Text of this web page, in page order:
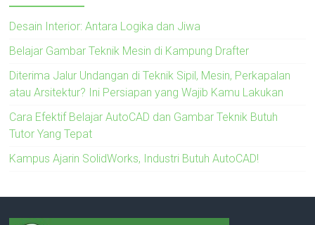
Desain Interior: Antara Logika dan Jiwa
Belajar Gambar Teknik Mesin di Kampung Drafter
Diterima Jalur Undangan di Teknik Sipil, Mesin, Perkapalan
atau Arsitektur? Ini Persiapan yang Wajib Kamu Lakukan
Cara Efektif Belajar AutoCAD dan Gambar Teknik Butuh
Tutor Yang Tepat
Kampus Ajarin SolidWorks, Industri Butuh AutoCAD!